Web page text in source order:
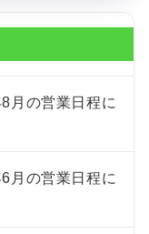
月の営業日程に
月の営業日程に